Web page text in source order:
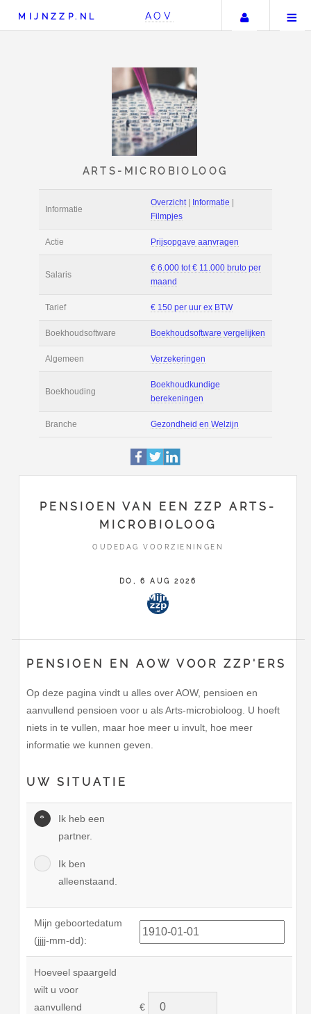
MIJNZZP.NL AOV Uw
ARTS-
Actie Prijsopgave
€ 6.000 tot €
maand
Tarief € 150 per uur ex
Boekhoudsoftware
Boekhouding
berekeningen
PENSIOEN VAN EEN ZZP ARTS-
MICROBIOLOOG
OUDEDAG VOORZIENINGEN
DO, 6 AUG 2026
PENSIOEN EN AOW VOOR ZZP'ERS
Op deze pagina vindt u alles over AOW, pensioen en
aanvullend pensioen voor u als Arts-microbioloog. U hoeft
niets in te vullen, maar hoe meer u invult, hoe meer
informatie we kunnen geven.
UW SITUATIE
Ik heb een
partner.
Ik ben
alleenstaand.
Mijn geboortedatum
(jjjj-mm-dd):
Hoeveel spaargeld
wilt u voor
aanvullend
€